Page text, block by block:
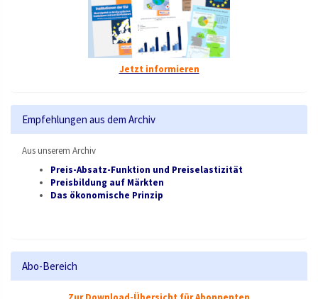
Jetzt informieren
Empfehlungen aus dem Archiv
Aus unserem Archiv
Preis-Absatz-Funktion und Preiselastizität
Preisbildung auf Märkten
Das ökonomische Prinzip
Abo-Bereich